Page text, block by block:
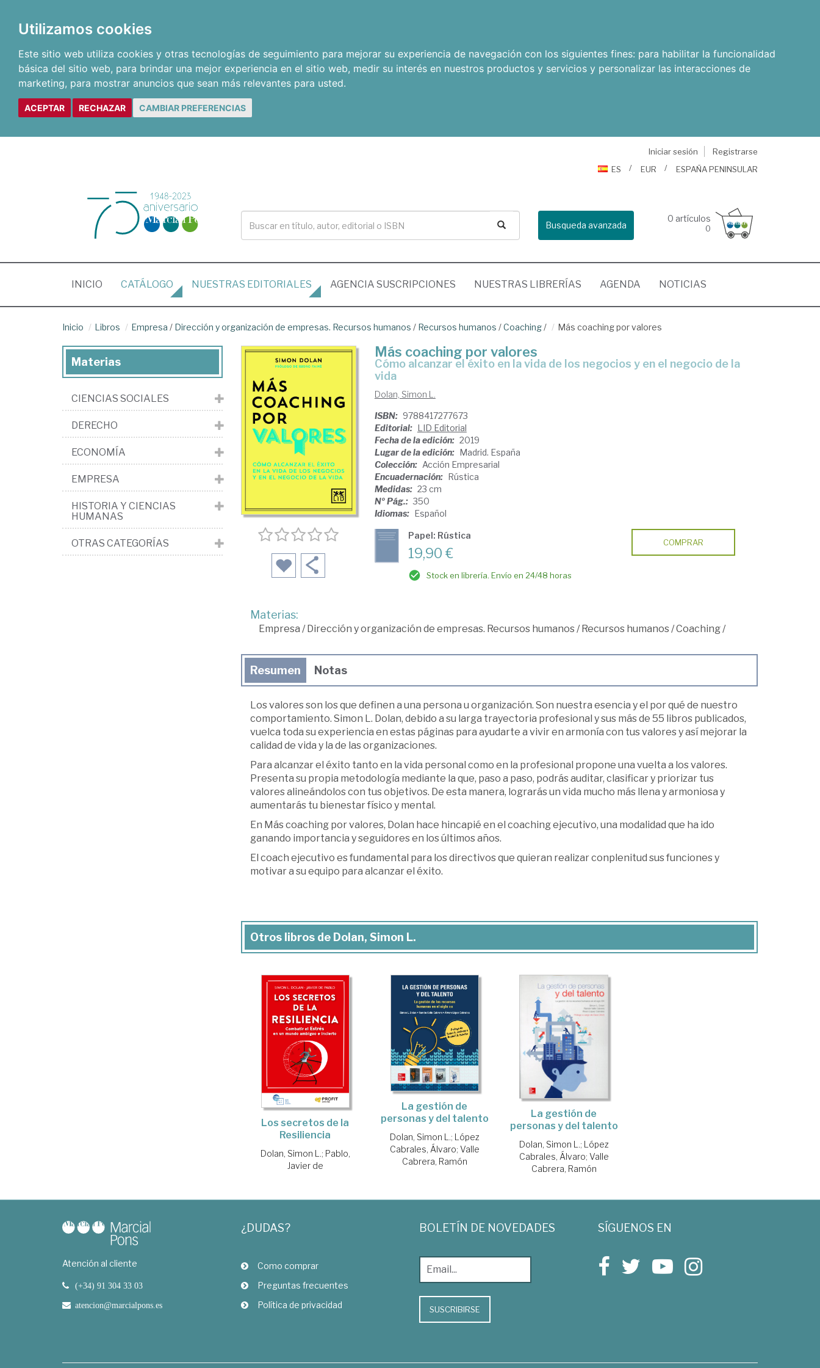
Utilizamos cookies
Este sitio web utiliza cookies y otras tecnologías de seguimiento para mejorar su experiencia de navegación con los siguientes fines: para habilitar la funcionalidad
básica del sitio web, para brindar una mejor experiencia en el sitio web, medir su interés en nuestros productos y servicios y personalizar las interacciones de
marketing, para mostrar anuncios que sean más relevantes para usted.
ACEPTAR RECHAZAR CAMBIAR PREFERENCIAS
Iniciar sesión
Registrarse
ES
EUR ESPAÑA PENINSULAR
Busqueda avanzada
0 artículos
0
INICIO (CURRENT)
CATÁLOGO NUESTRAS EDITORIALES AGENCIA SUSCRIPCIONES NUESTRAS LIBRERÍAS AGENDA NOTICIAS
Inicio Libros Empresa / Dirección y organización de empresas. Recursos humanos / Recursos humanos /Coaching/ Más coaching por valores
Más coaching por valores
cómo alcanzar el éxito en la vida de los negocios y en el negocio de la
vida
Dolan, Simon L.
ISBN: 9788417277673
Editorial: LID Editorial
Fecha de la edición: 2019
Lugar de la edición: Madrid. España
Colección: Acción Empresarial
Encuadernación: Rústica
Medidas: 23 cm
Nº Pág.: 350
Idiomas: Español
Papel: Rústica
19,90 €
Stock en librería. Envío en 24/48 horas
COMPRAR
Materias:
Empresa /Dirección y organización de empresas. Recursos humanos/Recursos humanos/Coaching/
Resumen Notas
Los valores son los que definen a una persona u organización. Son nuestra esencia y el por qué de nuestro
comportamiento. Simon L. Dolan, debido a su larga trayectoria profesional y sus más de 55 libros publicados,
vuelca toda su experiencia en estas páginas para ayudarte a vivir en armonía con tus valores y así mejorar la
calidad de vida y la de las organizaciones.
Para alcanzar el éxito tanto en la vida personal como en la profesional propone una vuelta a los valores.
Presenta su propia metodología mediante la que, paso a paso, podrás auditar, clasificar y priorizar tus
valores alineándolos con tus objetivos. De esta manera, lograrás un vida mucho más llena y armoniosa y
aumentarás tu bienestar físico y mental.
En Más coaching por valores, Dolan hace hincapié en el coaching ejecutivo, una modalidad que ha ido
ganando importancia y seguidores en los últimos años.
El coach ejecutivo es fundamental para los directivos que quieran realizar conplenitud sus funciones y
motivar a su equipo para alcanzar el éxito.
Otros libros de Dolan, Simon L.
Los secretos de la
Resiliencia
Dolan, Simon L.; Pablo,
Javier de
La gestión de
personas y del talento
Dolan, Simon L.; López
Cabrales, Álvaro; Valle
Cabrera, Ramón
La gestión de
personas y del talento
Dolan, Simon L.; López
Cabrales, Álvaro; Valle
Cabrera, Ramón
Materias
CIENCIAS SOCIALES
DERECHO
ECONOMÍA
EMPRESA
HISTORIA Y CIENCIAS
HUMANAS
OTRAS CATEGORÍAS
Atención al cliente
(+34) 91 304 33 03
atencion@marcialpons.es
¿DUDAS?
Como comprar
Preguntas frecuentes
Política de privacidad
BOLETÍN DE NOVEDADES
SUSCRIBIRSE
SÍGUENOS EN